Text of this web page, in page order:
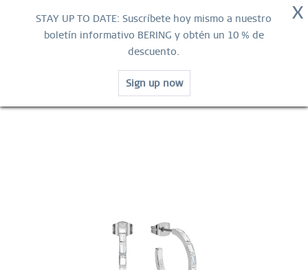
X
STAY UP TO DATE: Suscríbete hoy mismo a nuestro
boletín informativo BERING y obtén un 10 % de
descuento.
Sign up now
Contacta
ENVÍO GRATUITO